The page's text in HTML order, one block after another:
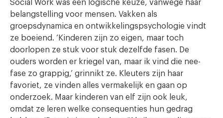
Social Work was een logische keuze, vanwege haar
belangstelling voor mensen. Vakken als
groepsdynamica en ontwikkelingspsychologie vindt
ze boeiend. ‘Kinderen zijn zo eigen, maar toch
doorlopen ze stuk voor stuk dezelfde fasen. De
ouders worden er kriegel van, maar ik vind die nee-
fase zo grappig,’ grinnikt ze. Kleuters zijn haar
favoriet, ze vinden alles vermakelijk en gaan op
onderzoek. Maar kinderen van elf zijn ook leuk,
omdat ze leren welke consequenties hun gedrag